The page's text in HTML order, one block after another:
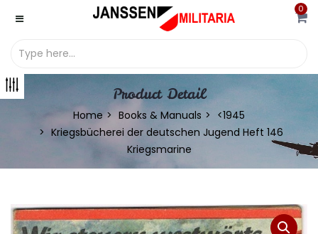
0
Product Detail
Home Books & Manuals
<1945
Kriegsbücherei der deutschen Jugend Heft 146
Kriegsmarine